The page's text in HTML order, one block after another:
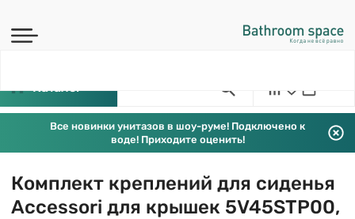
Каталог
Все новинки унитазов в шоу-руме! Подключено к
воде! Приходите оценить!
Комплект креплений для сиденья
Accessori для крышек 5V45STP00,